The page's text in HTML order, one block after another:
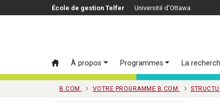
Passer au contenu principal
École de gestion Telfer Université d'Ottawa
À propos Programmes La
B.COM. VOTRE PROGRAMME B.COM.